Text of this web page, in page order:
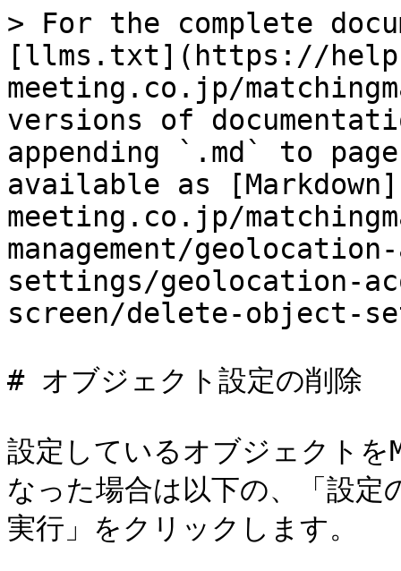
> For the complete
[llms.txt](https://
meeting.co.jp/
versions of
appending `.md` to
available as
meeting.co.jp/
management/
settings/geolocation-
screen/delete-object-
# オブジェクト設定の削除
設定しているオブジェクト
なった場合は以下の、「設
実行」をクリックします。